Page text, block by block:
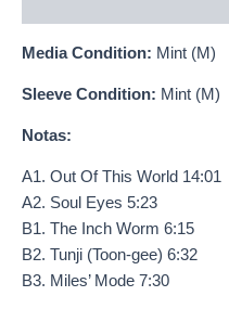
Media Condition: Mint (M)
Sleeve Condition: Mint (M)
Notas:
A1. Out Of This World 14:01
A2. Soul Eyes 5:23
B1. The Inch Worm 6:15
B2. Tunji (Toon-gee) 6:32
B3. Miles’ Mode 7:30